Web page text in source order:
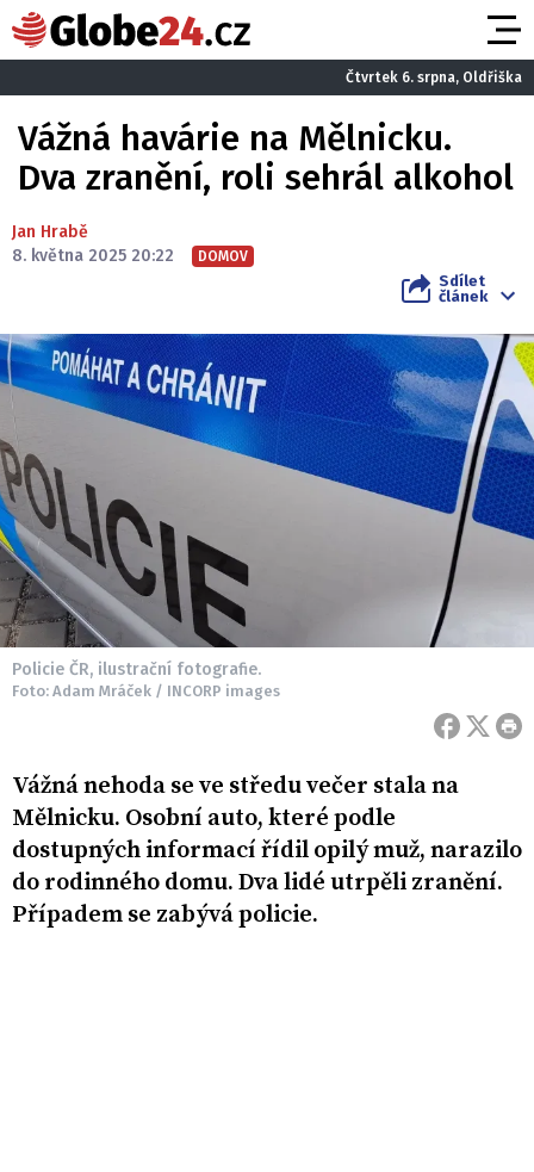
Čtvrtek 6. srpna, Oldřiška
Vážná havárie na Mělnicku.
Dva zranění, roli sehrál alkohol
Jan Hrabě
8. května 2025 20:22
DOMOV
Sdílet
článek
Policie ČR, ilustrační fotografie.
Foto: Adam Mráček / INCORP images
Vážná nehoda se ve středu večer stala na
Mělnicku. Osobní auto, které podle
dostupných informací řídil opilý muž, narazilo
do rodinného domu. Dva lidé utrpěli zranění.
Případem se zabývá policie.